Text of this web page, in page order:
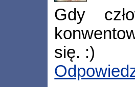
Gdy
się. :)